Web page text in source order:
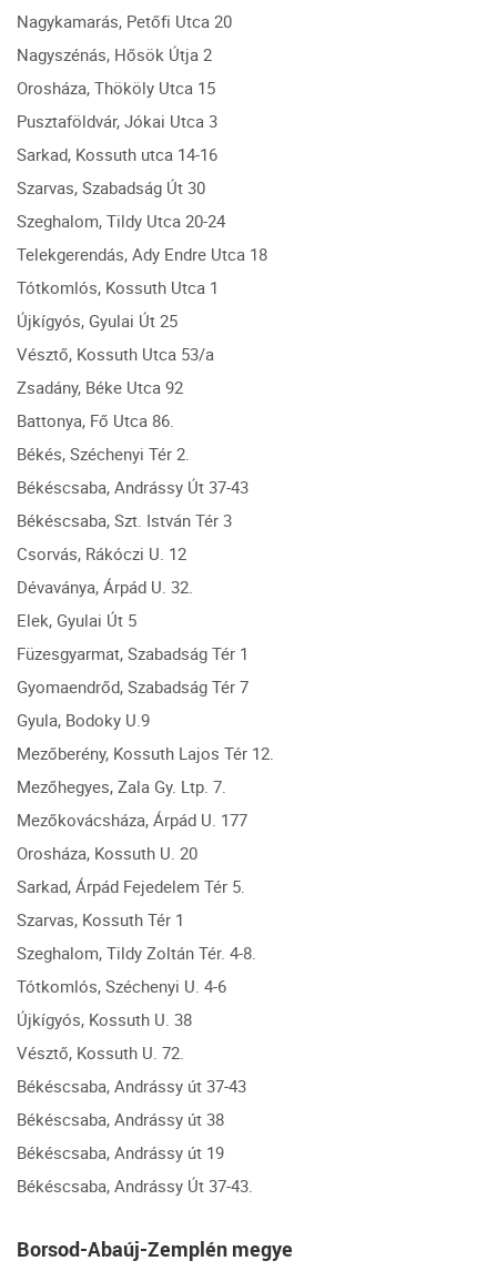
Nagykamarás, Petőfi Utca 20
Nagyszénás, Hősök Útja 2
Orosháza, Thököly Utca 15
Pusztaföldvár, Jókai Utca 3
Sarkad, Kossuth utca 14-16
Szarvas, Szabadság Út 30
Szeghalom, Tildy Utca 20-24
Telekgerendás, Ady Endre Utca 18
Tótkomlós, Kossuth Utca 1
Újkígyós, Gyulai Út 25
Vésztő, Kossuth Utca 53/a
Zsadány, Béke Utca 92
Battonya, Fő Utca 86.
Békés, Széchenyi Tér 2.
Békéscsaba, Andrássy Út 37-43
Békéscsaba, Szt. István Tér 3
Csorvás, Rákóczi U. 12
Dévaványa, Árpád U. 32.
Elek, Gyulai Út 5
Füzesgyarmat, Szabadság Tér 1
Gyomaendrőd, Szabadság Tér 7
Gyula, Bodoky U.9
Mezőberény, Kossuth Lajos Tér 12.
Mezőhegyes, Zala Gy. Ltp. 7.
Mezőkovácsháza, Árpád U. 177
Orosháza, Kossuth U. 20
Sarkad, Árpád Fejedelem Tér 5.
Szarvas, Kossuth Tér 1
Szeghalom, Tildy Zoltán Tér. 4-8.
Tótkomlós, Széchenyi U. 4-6
Újkígyós, Kossuth U. 38
Vésztő, Kossuth U. 72.
Békéscsaba, Andrássy út 37-43
Békéscsaba, Andrássy út 38
Békéscsaba, Andrássy út 19
Békéscsaba, Andrássy Út 37-43.
Borsod-Abaúj-Zemplén megye